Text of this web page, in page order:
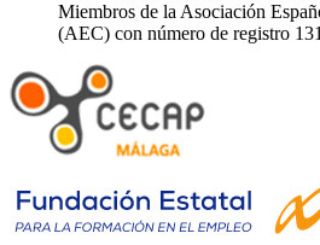
Miembros de la Asociación
(AEC) con número de registro